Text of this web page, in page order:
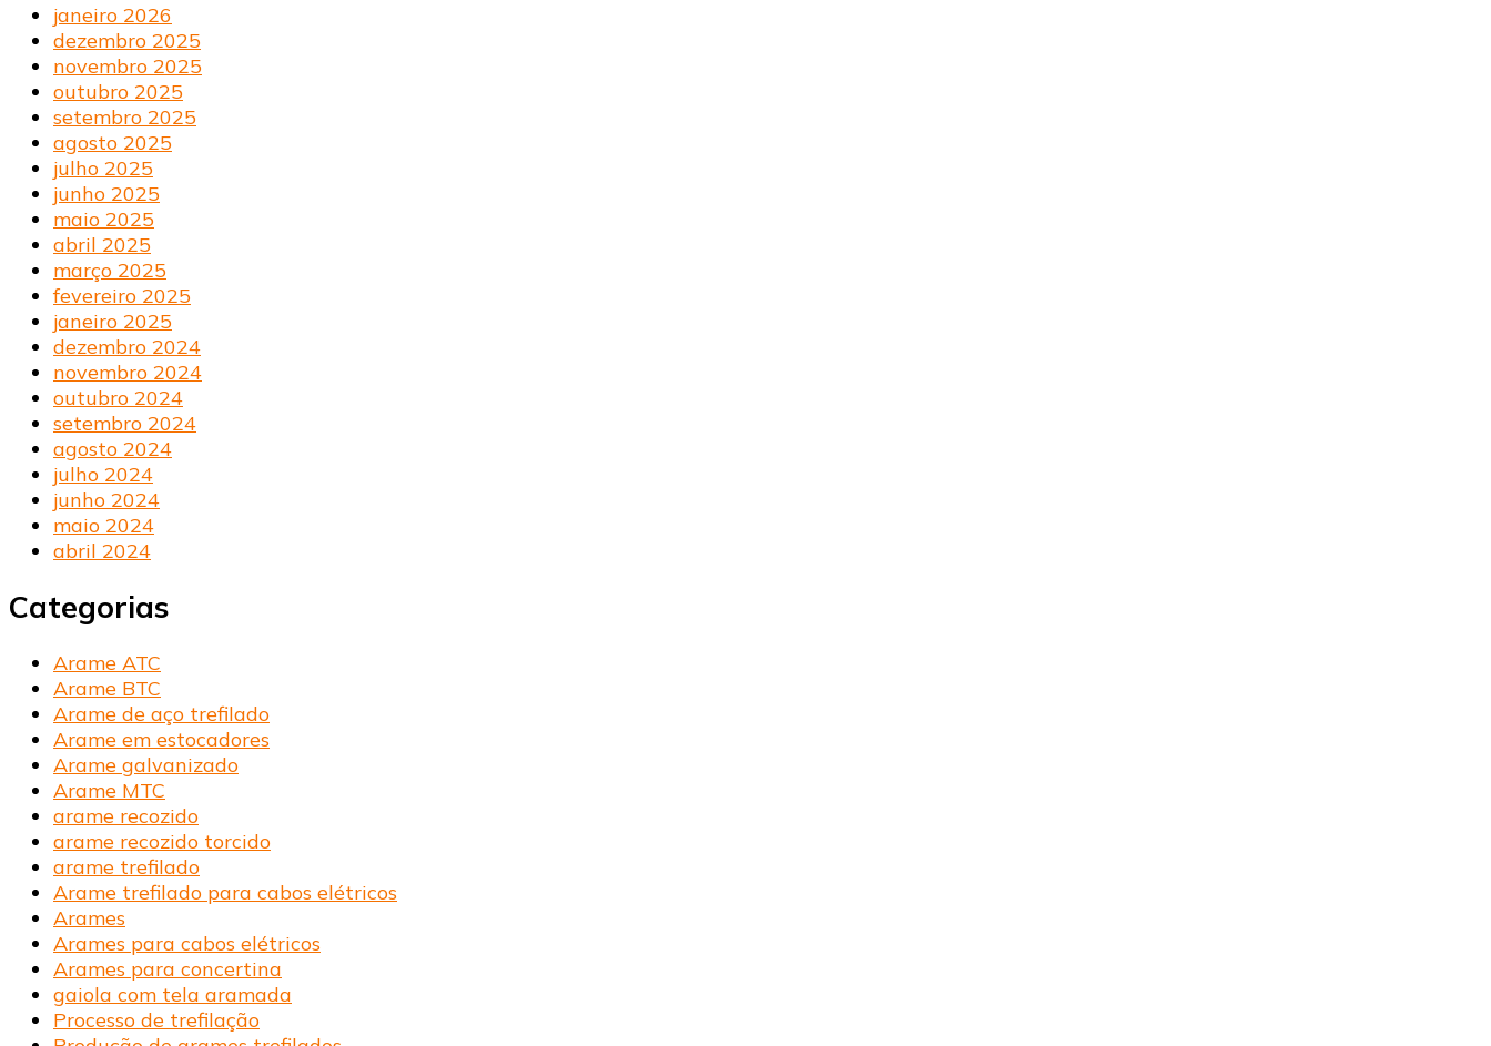
janeiro 2026
dezembro 2025
novembro 2025
outubro 2025
setembro 2025
agosto 2025
julho 2025
junho 2025
maio 2025
abril 2025
março 2025
fevereiro 2025
janeiro 2025
dezembro 2024
novembro 2024
outubro 2024
setembro 2024
agosto 2024
julho 2024
junho 2024
maio 2024
abril 2024
Categorias
Arame ATC
Arame BTC
Arame de aço trefilado
Arame em estocadores
Arame galvanizado
Arame MTC
arame recozido
arame recozido torcido
arame trefilado
Arame trefilado para cabos elétricos
Arames
Arames para cabos elétricos
Arames para concertina
gaiola com tela aramada
Processo de trefilação